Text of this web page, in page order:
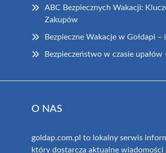
ABC Bezpiecznych Wakacji:
Zakupów
Bezpieczne Wakacje w Gołdapi
Bezpieczeństwo w czasie
O NAS
goldap.com.pl to lokalny serwis
który dostarcza aktualne wiadomości